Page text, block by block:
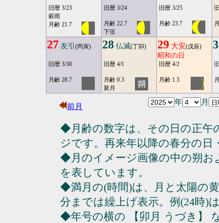
旧暦 3/23
穀雨
月齢 21.7
旧暦 3/24
月齢 22.7
下弦
旧暦 3/25
月齢 23.7
27 友引 (丙寅)
旧暦 3/30
月齢 28.7
28 仏滅(丁卯)
旧暦 4/1
月齢 0.3
新月
29 大安(戊辰)
昭和の日
旧暦 4/2
月齢 1.3
前月
年 月
◆月齢の数字は、その日の正午
ジです。再来年以降の春分の日
◆月のイメージ画像の中の朔
を表しています。
◆満月の(時間)は、月と太陽の
分までは繰上げ表示。例(24時)
◆年号の横の 【卯月 うづき】